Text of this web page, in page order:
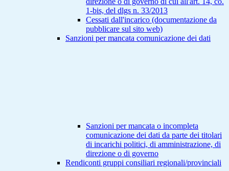
1-bis, del dlgs n. 33/2013
Cessati dall'incarico (documentazione da
pubblicare sul sito web)
Sanzioni per mancata comunicazione dei dati
Sanzioni per mancata o incompleta
comunicazione dei dati da parte dei titolari
di incarichi politici, di amministrazione, di
direzione o di governo
Rendiconti gruppi consiliari regionali/provinciali